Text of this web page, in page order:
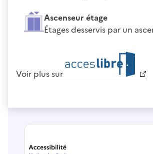
Ascenseur étage
Étages desservis par un
Voir plus sur